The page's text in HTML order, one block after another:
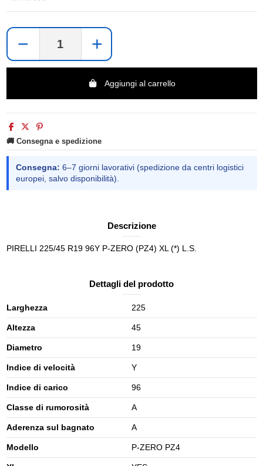
− +
Aggiungi al carrello
🚚 Consegna e spedizione
Consegna: 6–7 giorni lavorativi (spedizione da centri logistici
europei, salvo disponibilità).
Descrizione
PIRELLI 225/45 R19 96Y P-ZERO (PZ4) XL (*) L.S.
Dettagli del prodotto
Larghezza 225
Altezza 45
Diametro 19
Indice di velocità Y
Indice di carico 96
Classe di rumorosità A
Aderenza sul bagnato A
Modello P-ZERO PZ4